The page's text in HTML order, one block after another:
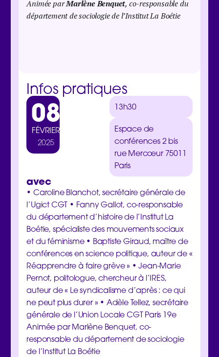
Animée parMarlène Benquet, co-responsable du
département de sociologie de l’Institut La Boétie
Infos pratiques
08
FÉVRIER
2025
13h30
Espace de
conférences 2 bis
rue Mercœur 75011
Paris
avec
• Caroline Blanchot, secrétaire générale de
l’Ugict CGT • Fanny Gallot, co-responsable
du département d’histoire de l’Institut La
Boétie, spécialiste des mouvements sociaux
et du féminisme • Baptiste Giraud, maître de
conférences en science politique, auteur de «
Réapprendre à faire grève » • Jean-Marie
Pernot, politologue, chercheur à l’IRES,
auteur de « Le syndicalisme d’après : ce qui
ne peut plus durer » • Adèle Tellez, secrétaire
générale de l’Union Locale CGT Paris 19e
Animée par Marlène Benquet, co-
responsable du département de sociologie
de l’Institut La Boétie